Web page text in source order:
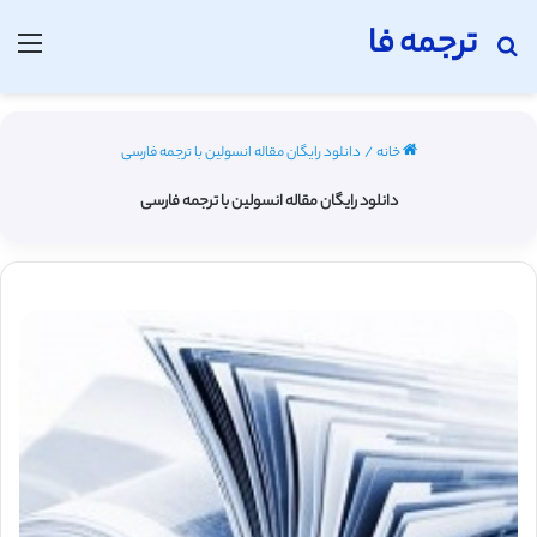
ترجمه فا
جستجو برای
خانه/ دانلود رایگان مقاله انسولین با ترجمه فارسی
دانلود رایگان مقاله انسولین با ترجمه فارسی